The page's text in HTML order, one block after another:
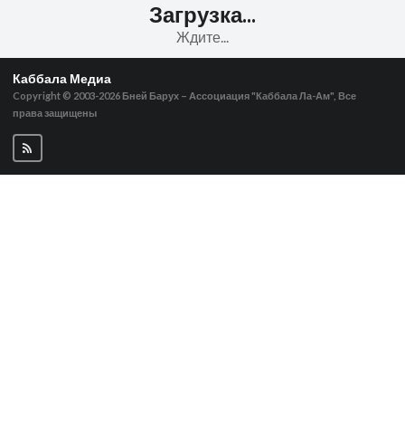
Загрузка...
Ждите...
Каббала Медиа
Copyright © 2003-2026 Бней Барух – Ассоциация "Каббала Ла-Ам", Все
права защищены